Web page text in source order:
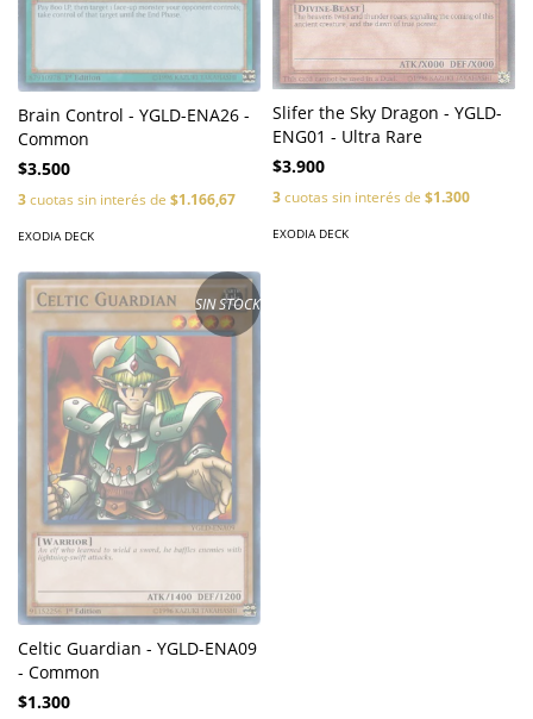
Brain Control - YGLD-ENA26 -
Common
$3.500
3cuotas sin interés de $1.166,67
EXODIA DECK
Slifer the Sky Dragon - YGLD-
ENG01 - Ultra Rare
$3.900
3cuotas sin interés de $1.300
EXODIA DECK
SIN STOCK
Celtic Guardian - YGLD-ENA09
- Common
$1.300